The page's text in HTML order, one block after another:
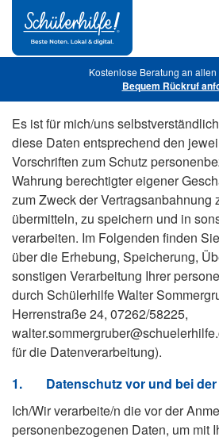
Hauptinhalt
Kostenlose Beratung an
Bequem Rückruf
Es ist für mich/uns
diese Daten entsprechend den
Vorschriften zum Schutz
Wahrung berechtigter eigener
zum Zweck der Vertragsanbahnung
übermitteln, zu speichern und in
verarbeiten. Im Folgenden finden
über die Erhebung, Speicherung,
sonstigen Verarbeitung Ihrer
durch Schülerhilfe Walter
Herrenstraße 24, 07262/58225,
für die Datenverarbeitung).
1.
Datenschutz vor und bei
Ich/Wir verarbeite/n die vor der
personenbezogenen Daten, um mit